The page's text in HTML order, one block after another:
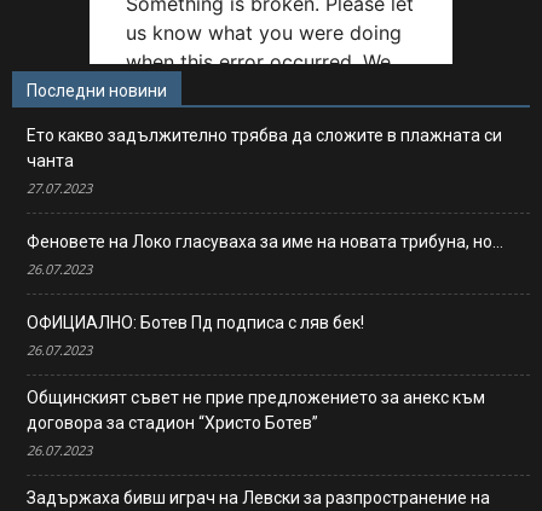
Последни новини
Ето какво задължително трябва да сложите в плажната си
чанта
27.07.2023
Феновете на Локо гласуваха за име на новата трибуна, но…
26.07.2023
ОФИЦИАЛНО: Ботев Пд подписа с ляв бек!
26.07.2023
Общинският съвет не прие предложението за анекс към
договора за стадион “Христо Ботев”
26.07.2023
Задържаха бивш играч на Левски за разпространение на